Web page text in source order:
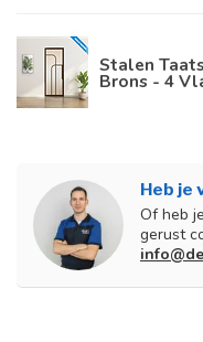
Stalen
Brons - 4
Heb je
Of heb
gerust